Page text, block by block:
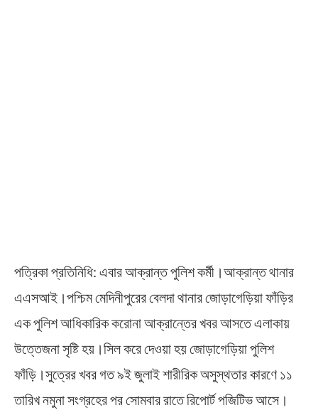
পত্রিকা প্রতিনিধি: এবার আক্রান্ত পুলিশ কর্মী।আক্রান্ত থানার
এএসআই।পশ্চিম মেদিনীপুরের বেলদা থানার জোড়াগেড়িয়া ফাঁড়ির
এক পুলিশ আধিকারিক করোনা আক্রান্তের খবর আসতে এলাকায়
উত্তেজনা সৃষ্টি হয়।সিল করে দেওয়া হয় জোড়াগেড়িয়া পুলিশ
ফাঁড়ি।সুত্রের খবর গত ৯ই জুলাই শারীরিক অসুস্থতার কারণে ১১
তারিখ নমুনা সংগ্রহের পর সোমবার রাতে রিপোর্ট পজিটিভ আসে।